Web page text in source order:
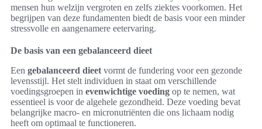
mensen hun welzijn vergroten en zelfs ziektes voorkomen. Het
begrijpen van deze fundamenten biedt de basis voor een minder
stressvolle en aangenamere eetervaring.
De basis van een gebalanceerd dieet
Een gebalanceerd dieet vormt de fundering voor een gezonde
levensstijl. Het stelt individuen in staat om verschillende
voedingsgroepen in evenwichtige voeding op te nemen, wat
essentieel is voor de algehele gezondheid. Deze voeding bevat
belangrijke macro- en micronutriënten die ons lichaam nodig
heeft om optimaal te functioneren.